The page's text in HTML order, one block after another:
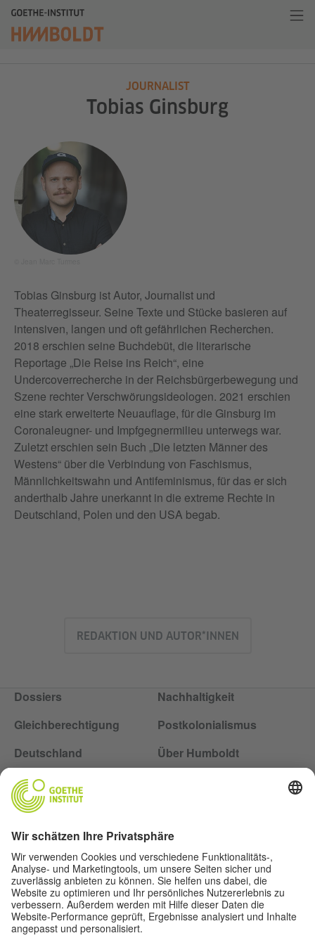
JOURNALIST
Tobias Ginsburg
Tobias Ginsburg ist Autor, Journalist und
Theaterregisseur. Seine Texte und Stücke basieren auf
intensiven, langen und oft gefährlichen Recherchen.
2018 erschien seine Buchdebüt, die literarische
Reportage „Die Reise ins Reich“, eine
Undercoverrecherche in der Reichsbürgerbewegung und
Szene rechter Verschwörungsideologen. 2021 erschien
eine stark erweiterte Neuauflage, für die Ginsburg im
Coronaleugner- und Impfgegnermilieu unterwegs war.
Zuletzt erschien sein Buch „Die letzten Männer des
Westens“ über die Verbindung von Faschismus,
Männlichkeitswahn und Antifeminismus, für das er sich
anderthalb Jahre unerkannt in die extreme Rechte in
Deutschland, Polen und den USA begab.
REDAKTION UND AUTOR*INNEN
Dossiers
Nachhaltigkeit
Gleichberechtigung
Postkolonialismus
Deutschland
Über Humboldt
Impressum
Datenschutz
Nutzungsbedingungen
Privatsphäre-Einstellungen
Folge dem Magazin Humboldt auf Social Media